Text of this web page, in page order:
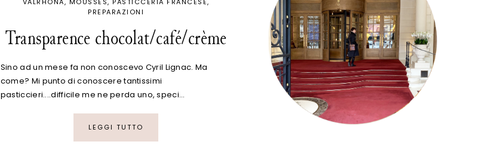
PREPARAZIONI
Transparence chocolat/café/crème
Sino ad un mese fa non conoscevo Cyril Lignac. Ma
come? Mi punto di conoscere tantissimi
pasticcieri....difficile me ne perda uno, speci…
LEGGI TUTTO